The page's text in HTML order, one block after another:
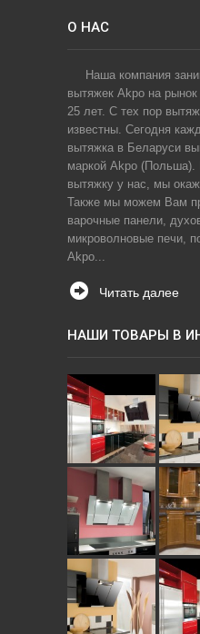
О НАС
Наша компания
вытяжек Akpo на
25 лет. С тех пор
известны. Сегодня
вытяжка в Беларуси
маркой Akpo
вытяжку у нас, мы
Также мы можем Вам
варочные панели,
микроволновые печи,
Akpo...
Читать далее
НАШИ ТОВАРЫ В